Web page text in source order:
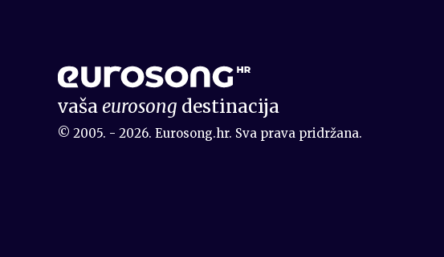
vašaeurosong destinacija
© 2005. - 2026. Eurosong.hr. Sva prava pridržana.